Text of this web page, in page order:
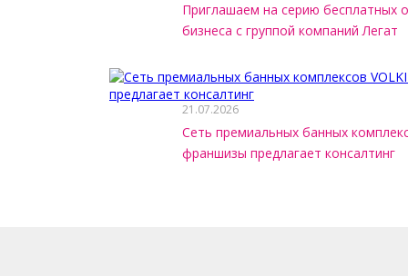
Приглашаем на серию бесплатных
бизнеса с группой компаний Легат
21.07.2026
Сеть премиальных банных
франшизы предлагает консалтинг